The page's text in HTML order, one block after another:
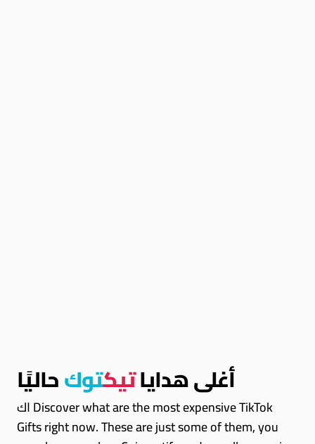
أغلى هداياتيكتوكحاليًا
اك Discover what are the most expensive TikTok
Gifts right now. These are just some of them, you